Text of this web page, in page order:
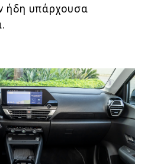
ήδη υπάρχουσα